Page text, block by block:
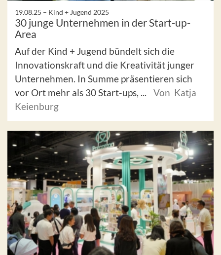
19.08.25 – Kind + Jugend 2025
30 junge Unternehmen in der Start-up-
Area
Auf der Kind + Jugend bündelt sich die
Innovationskraft und die Kreativität junger
Unternehmen. In Summe präsentieren sich
vor Ort mehr als 30 Start-ups, ...
Von Katja
Keienburg